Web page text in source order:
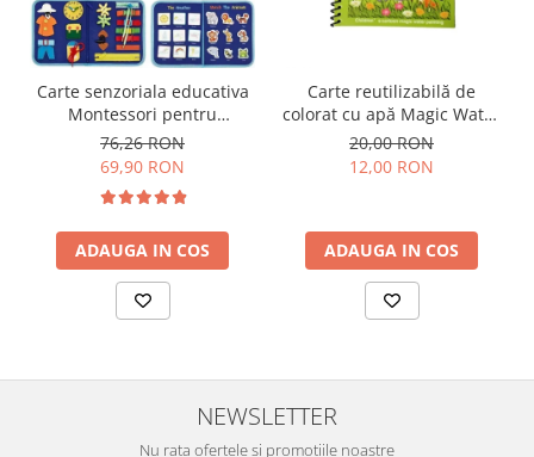
Carte senzoriala educativa
Montessori pentru
dezvoltarea abilitatilor
motorii model dinozauri
76,26 RON
69,90 RON
ADAUGA IN COS
Carte reutilizabilă de
colorat cu apă Magic Water
Book- animale
20,00 RON
12,00 RON
ADAUGA IN COS
NEWSLETTER
Nu rata ofertele si promotiile noastre